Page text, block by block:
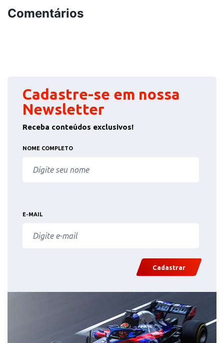
Comentários
Cadastre-se em nossa
Newsletter
Receba conteúdos exclusivos!
NOME COMPLETO
E-MAIL
Cadastrar